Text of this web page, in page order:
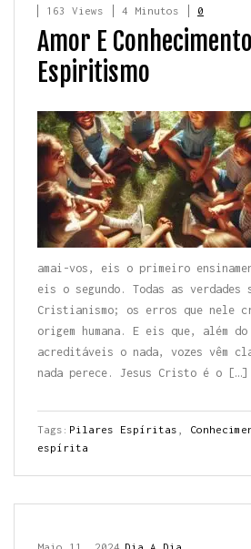
163 Views
4 Minutos 0
Amor E
Espiritismo
amai-vos, eis o primeiro
eis o segundo. Todas as verdades
Cristianismo; os erros que nele
origem humana. E eis que, além
acreditáveis o nada, vozes vêm
nada perece. Jesus Cristo é o […]
Tags: Pilares Espíritas
espírita
Dia A Dia
Maio 11, 2024